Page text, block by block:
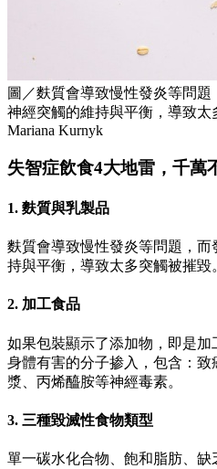
圖／麩質會導致慢性發炎等問
神經突觸的維持與平衡，導致太
Mariana Kurnyk
失智症飲食4大地雷，千萬
1. 麩質與乳製品
麩質會導致慢性發炎等問題，
持與平衡，導致太多突觸被摧毀
2. 加工食品
如果包裝顯示了添加物，即是
身體有害的分子掺入，包含：
漿、丙烯醯胺等神經毒素。
3. 三種毀滅性食物類型
單一碳水化合物、飽和脂肪、